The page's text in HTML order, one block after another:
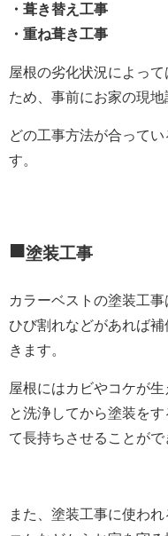
・葺き替え工事
・重ね葺き工事
屋根の劣化状況によっ
ため、事前にお家の現地
どの工事方法が合って
す。
■塗装工事
カラーベストの塗装工
ひび割れなどがあれば
きます。
屋根にはカビやコケが
と洗浄してから塗装を
て長持ちさせることがで
また、塗装工事に使わ